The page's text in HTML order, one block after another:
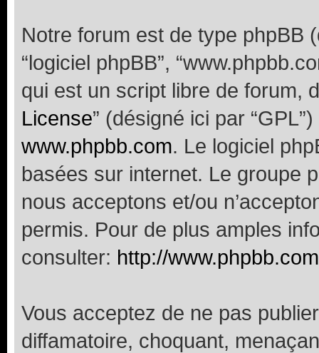
Notre forum est de type phpBB
“logiciel phpBB”,
qui est un script libre de forum,
License” (désigné ici par
www.phpbb.com. Le logiciel
basées sur internet. Le groupe
nous acceptons et/ou
permis. Pour de plus amples
consulter: http://
Vous acceptez de ne pas
diffamatoire, choquant,